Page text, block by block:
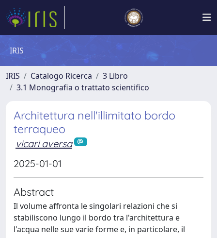
IRIS
IRIS Catalogo Ricerca
3 Libro
3.1 Monografia o trattato scientifico
Architettura nell'illimitato bordo
terraqueo
vicari aversa
2025-01-01
Abstract
Il volume affronta le singolari relazioni che si
stabiliscono lungo il bordo tra l'architettura e
l'acqua nelle sue varie forme e, in particolare, il